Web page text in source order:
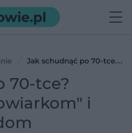
Jak schudnąć po 70-tce?
zasadom
70-tce?
i